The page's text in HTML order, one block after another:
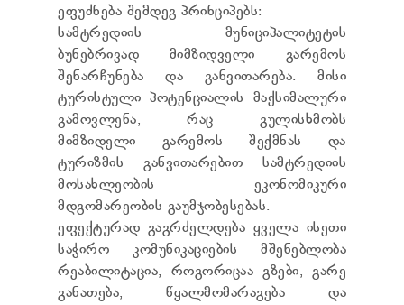
ეფუძნება შემდეგ პრინციპებს:
სამტრედიის მუნიციპალიტეტის
ბუნებრივად მიმზიდველი გარემოს
შენარჩუნება და განვითარება. მისი
ტურისტული პოტენციალის მაქსიმალური
გამოვლენა, რაც გულისხმობს
მიმზიდელი გარემოს შექმნას და
ტურიზმის განვითარებით სამტრედიის
მოსახლეობის ეკონომიკური
მდგომარეობის გაუმჯობესებას.
ეფექტურად გაგრძელდება ყველა ისეთი
საჭირო კომუნიკაციების მშენებლობა
რეაბილიტაცია, როგორიცაა გზები, გარე
განათება, წყალმომარაგება და